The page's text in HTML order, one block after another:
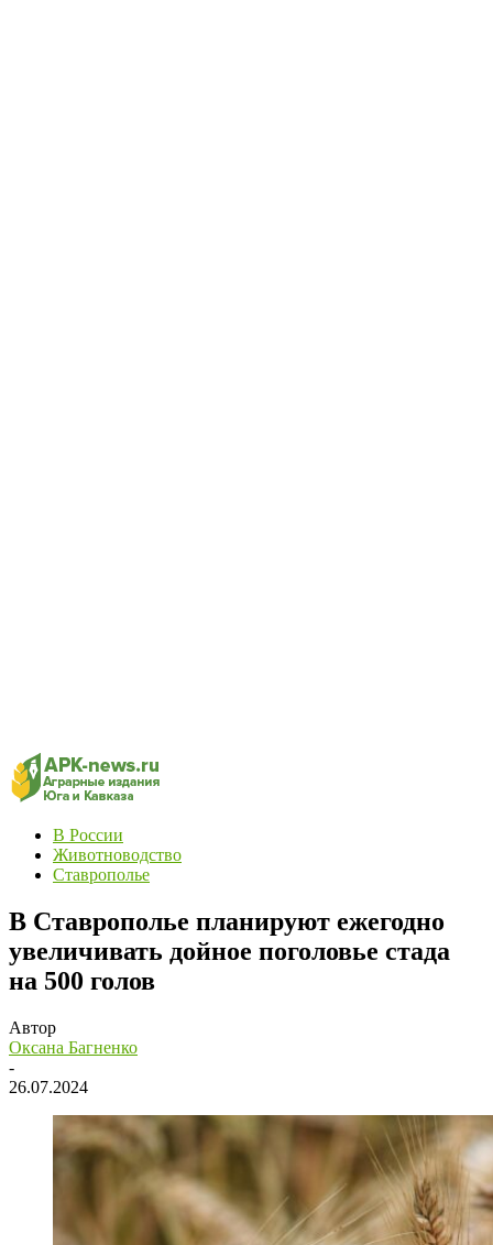
В России
Животноводство
Ставрополье
В Ставрополье планируют ежегодно
увеличивать дойное поголовье стада
на 500 голов
Автор
Оксана Багненко
-
26.07.2024